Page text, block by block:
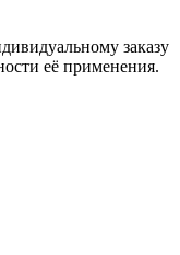
заказу
её применения.